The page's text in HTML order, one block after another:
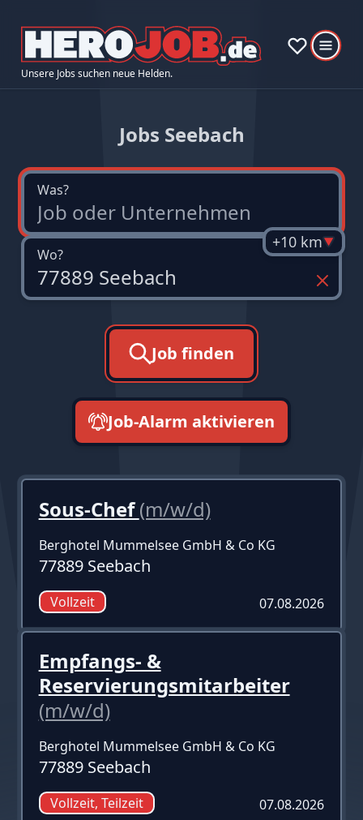
Unsere Jobs suchen neue Helden.
Jobs Seebach
Was?
Wo?
+10 km
Job finden
Job-Alarm aktivieren
Sous-Chef(m/w/d)
Berghotel Mummelsee GmbH & Co KG
77889 Seebach
Vollzeit 07.08.2026
Empfangs- &
Reservierungsmitarbeiter
(m/w/d)
Berghotel Mummelsee GmbH & Co KG
77889 Seebach
Vollzeit, Teilzeit 07.08.2026